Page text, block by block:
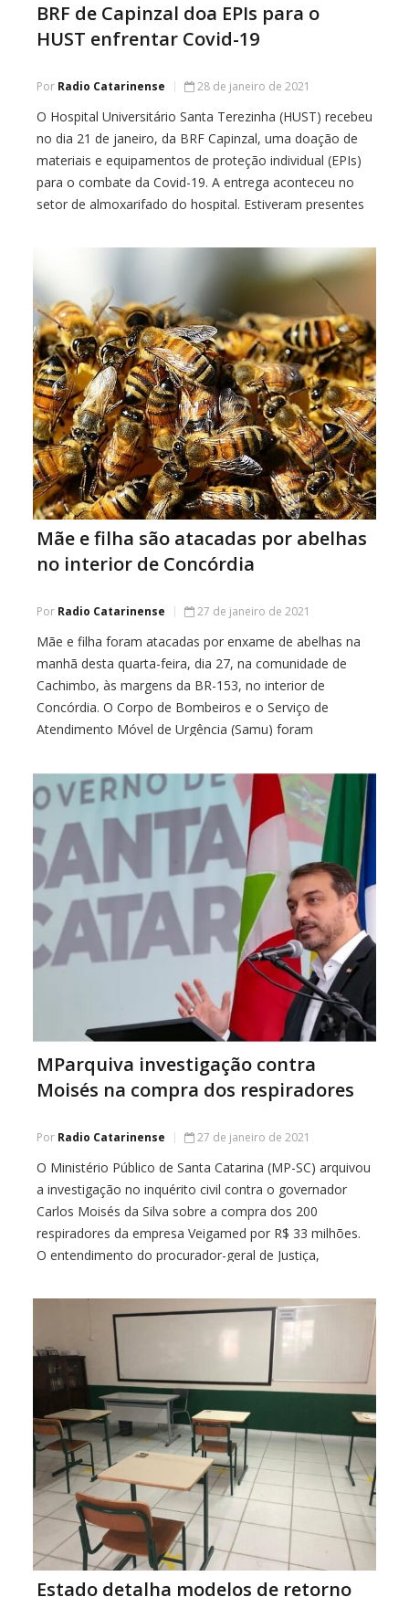
BRF de Capinzal doa EPIs para o
HUST enfrentar Covid-19
Por Radio Catarinense 28 de janeiro de 2021
O Hospital Universitário Santa Terezinha (HUST) recebeu
no dia 21 de janeiro, da BRF Capinzal, uma doação de
materiais e equipamentos de proteção individual (EPIs)
para o combate da Covid-19. A entrega aconteceu no
setor de almoxarifado do hospital. Estiveram presentes
Rodrigo Bet, o supervisor de […]
Mãe e filha são atacadas por abelhas
no interior de Concórdia
Por Radio Catarinense 27 de janeiro de 2021
Mãe e filha foram atacadas por enxame de abelhas na
manhã desta quarta-feira, dia 27, na comunidade de
Cachimbo, às margens da BR-153, no interior de
Concórdia. O Corpo de Bombeiros e o Serviço de
Atendimento Móvel de Urgência (Samu) foram
idade. Alguns animais na […]
MParquiva investigação contra
Moisés na compra dos respiradores
Por Radio Catarinense 27 de janeiro de 2021
O Ministério Público de Santa Catarina (MP-SC) arquivou
a investigação no inquérito civil contra o governador
Carlos Moisés da Silva sobre a compra dos 200
respiradores da empresa Veigamed por R$ 33 milhões.
O entendimento do procurador-geral de Justiça,
ação por ato de improbidade administrativa […]
Estado detalha modelos de retorno